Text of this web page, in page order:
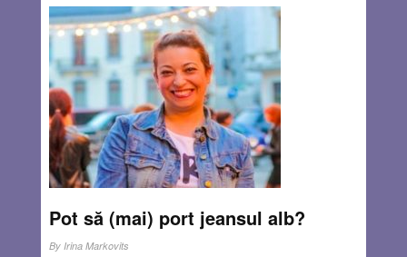
Pot să (mai) port jeansul alb?
By Irina Markovits